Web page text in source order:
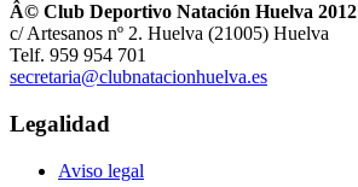
Â© Club Deportivo Natación Huelva 2012
c/ Artesanos nº 2. Huelva (21005) Huelva
Telf. 959 954 701
secretaria@clubnatacionhuelva.es
Legalidad
Aviso legal